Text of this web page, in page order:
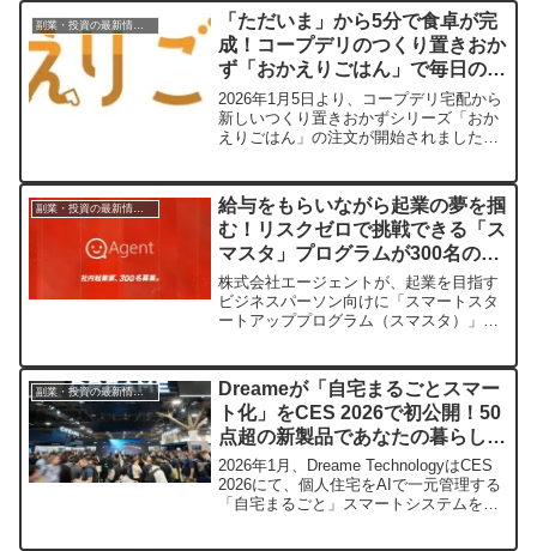
『ココモーラ』が行った「ネット証券に
関するアンケート調査」の結果をもと
に、利用経験者200人のリアルな声をご
紹介します。手数料の安さから、困った
こと、そしてこれから始める人へのアド
バイスまで、あなたのネット証券選びの
ヒントがきっと見つかります。
「ただいま」から5分で食卓が完
成！コープデリのつくり置きおか
ず「おかえりごはん」で毎日の食
卓をもっと豊かに
2026年1月5日より、コープデリ宅配から
新しいつくり置きおかずシリーズ「おか
えりごはん」の注文が開始されました。
手軽に食卓に並びます。共働き・子育て
世帯など、忙しい毎日を送る方々の献立
作りや調理の負担を軽減し、家族との時
間や自分のためのゆとりを提供します。
給与をもらいながら起業の夢を掴
む！リスクゼロで挑戦できる「ス
マスタ」プログラムが300名の起
業家を募集開始
株式会社エージェントが、起業を目指す
ビジネスパーソン向けに「スマートスタ
ートアッププログラム（スマスタ）」を
ートのもと、個人のリスクを最小限に抑
えて新規事業に挑戦できる、国内最大級
の機会です。あなたのアイデアと熱意を
事業へと繋げませんか？
副業・投資の最新情報まとめ
Dreameが「自宅まるごとスマー
ト化」をCES 2026で初公開！50
点超の新製品であなたの暮らしを
劇的に変える
2026年1月、Dreame TechnologyはCES
2026にて、個人住宅をAIで一元管理する
「自宅まるごと」スマートシステムを発